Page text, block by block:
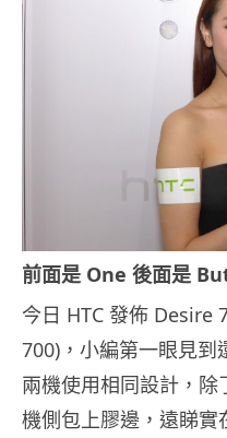
前面是 One 後面是
今日 HTC 發佈 Desire
700)，小編第一眼見到
兩機使用相同設計，
機側包上膠邊，遠睇實